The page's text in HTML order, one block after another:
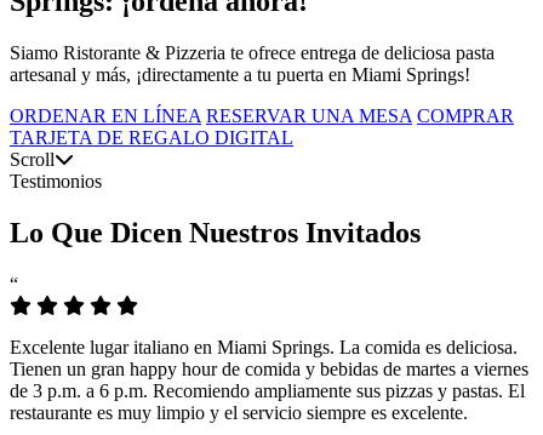
Siamo Ristorante & Pizzeria te ofrece entrega de deliciosa pasta
artesanal y más, ¡directamente a tu puerta en Miami Springs!
ORDENAR EN LÍNEA RESERVAR UNA MESA COMPRAR
TARJETA DE REGALO DIGITAL
Scroll
Testimonios
Lo Que Dicen Nuestros Invitados
“
Excelente lugar italiano en Miami Springs. La comida es deliciosa.
Tienen un gran happy hour de comida y bebidas de martes a viernes
de 3 p.m. a 6 p.m. Recomiendo ampliamente sus pizzas y pastas. El
restaurante es muy limpio y el servicio siempre es excelente.